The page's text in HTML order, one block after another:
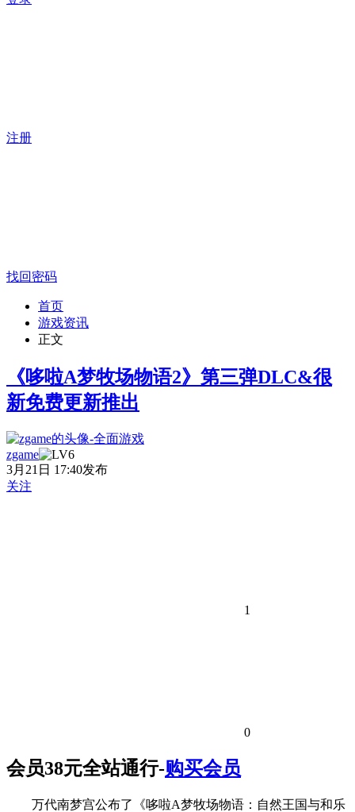
注册
找回密码
首页
游戏资讯
正文
《哆啦A梦牧场物语2》第三弹DLC&很
新免费更新推出
zgame
3月21日 17:40发布
关注
1
0
会员38元全站通行-购买会员
万代南梦宫公布了《哆啦A梦牧场物语：自然王国与和乐